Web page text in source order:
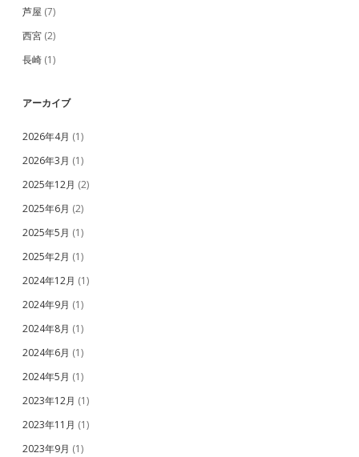
芦屋 (7)
西宮 (2)
長崎 (1)
アーカイブ
2026年4月 (1)
2026年3月 (1)
2025年12月 (2)
2025年6月 (2)
2025年5月 (1)
2025年2月 (1)
2024年12月 (1)
2024年9月 (1)
2024年8月 (1)
2024年6月 (1)
2024年5月 (1)
2023年12月 (1)
2023年11月 (1)
2023年9月 (1)